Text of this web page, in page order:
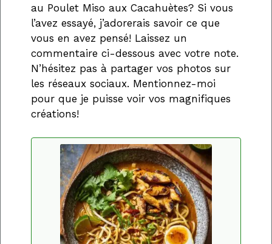
au Poulet Miso aux Cacahuètes? Si vous
l’avez essayé, j’adorerais savoir ce que
vous en avez pensé! Laissez un
commentaire ci-dessous avec votre note.
N’hésitez pas à partager vos photos sur
les réseaux sociaux. Mentionnez-moi
pour que je puisse voir vos magnifiques
créations!